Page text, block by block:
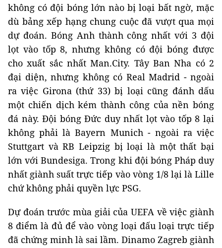
không có đội bóng lớn nào bị loại bất ngờ, mặc
dù bảng xếp hạng chung cuộc đã vượt qua mọi
dự đoán. Bóng Anh thành công nhất với 3 đội
lọt vào tốp 8, nhưng không có đội bóng được
cho xuất sắc nhất Man.City. Tây Ban Nha có 2
đại diện, nhưng không có Real Madrid - ngoài
ra việc Girona (thứ 33) bị loại cũng đánh dấu
một chiến dịch kém thành công của nền bóng
đá này. Đội bóng Đức duy nhất lọt vào tốp 8 lại
không phải là Bayern Munich - ngoài ra việc
Stuttgart và RB Leipzig bị loại là một thất bại
lớn với Bundesiga. Trong khi đội bóng Pháp duy
nhất giành suất trực tiếp vào vòng 1/8 lại là Lille
chứ không phải quyền lực PSG.
Dự đoán trước mùa giải của UEFA về việc giành
8 điểm là đủ để vào vòng loại đấu loại trực tiếp
đã chứng minh là sai lầm. Dinamo Zagreb giành